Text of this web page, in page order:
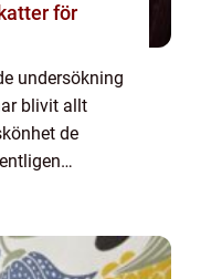
för
undersökning
blivit allt
de